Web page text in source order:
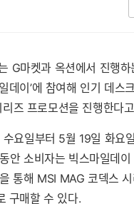
G마켓과 옥션에서 진행하
데이’에 참여해 인기 데스
리즈 프로모션을 진행한다
요일부터 5월 19일 화요
안 소비자는 빅스마일데
통해 MSI MAG 코덱스
구매할 수 있다.